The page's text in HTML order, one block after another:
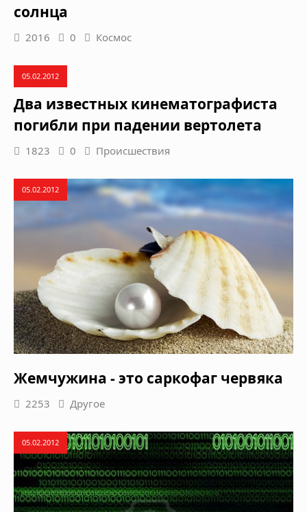
солнца
2016 0 Космос
05.02.2012
Два известных кинематографиста
погибли при падении вертолета
1823 0 Происшествия
05.02.2012
Жемчужина - это саркофаг червяка
2253 Другое
05.02.2012